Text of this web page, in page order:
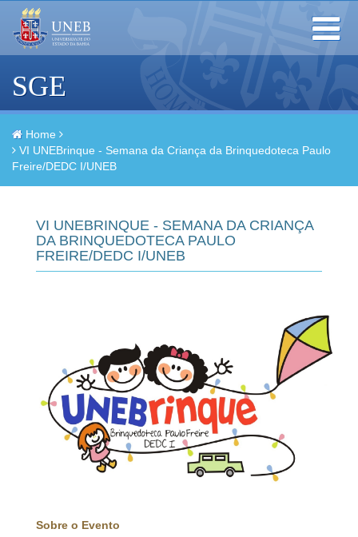
SGE
Toggle
navigation
Home
VI UNEBrinque - Semana da Criança da Brinquedoteca Paulo
Freire/DEDC I/UNEB
VI UNEBRINQUE - SEMANA DA CRIANÇA
DA BRINQUEDOTECA PAULO
FREIRE/DEDC I/UNEB
Sobre o Evento